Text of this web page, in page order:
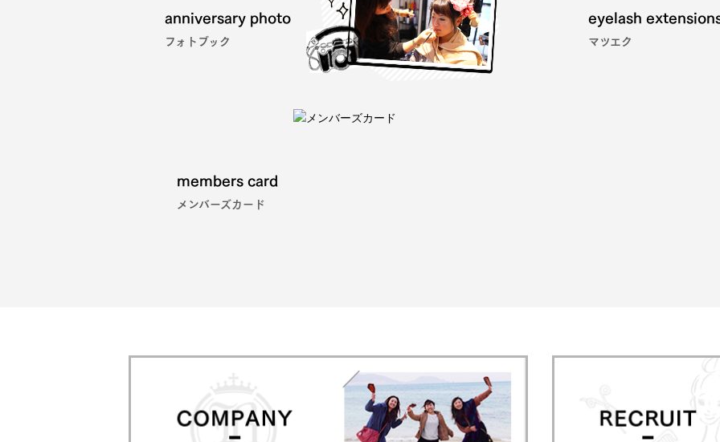
anniversary photo
フォトブック
eyelash
マツエク
members card
メンバーズカード